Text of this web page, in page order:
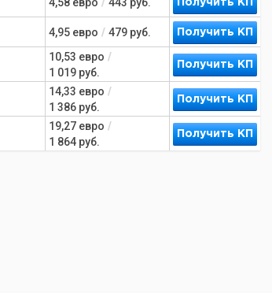
Получить КП
4,95 евро / 479 руб. Получить КП
10,53 евро /
1 019 руб.
Получить КП
14,33 евро /
1 386 руб.
Получить КП
19,27 евро /
1 864 руб.
Получить КП